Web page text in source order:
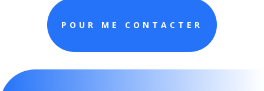
POUR ME CONTACTER